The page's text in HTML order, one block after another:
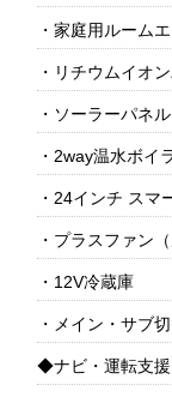
・家庭用ルーム
・リチウムイオ
・ソーラーパネ
・2way温水ボイ
・24インチ スマ
・プラスファン
・12V冷蔵庫
・メイン・サブ
◆ナビ・運転支援